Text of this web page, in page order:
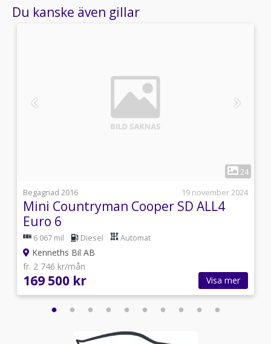
Du kanske även gillar
24
Begagnad 2016
19 november 2024
Mini Countryman Cooper SD ALL4
Euro 6
6 067 mil Diesel Automat
Kenneths Bil AB
fr. 2 746 kr/mån
169 500 kr Visa mer